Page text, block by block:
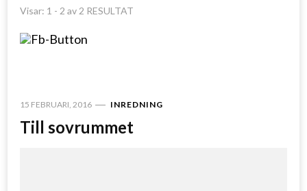
Visar: 1 - 2 av 2 RESULTAT
15 FEBRUARI, 2016 INREDNING
Till sovrummet